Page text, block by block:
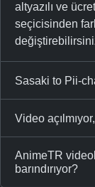
altyazılı ve
seçicisinden
Sasaki to Pii-
Video
AnimeTR
barındırıyor?